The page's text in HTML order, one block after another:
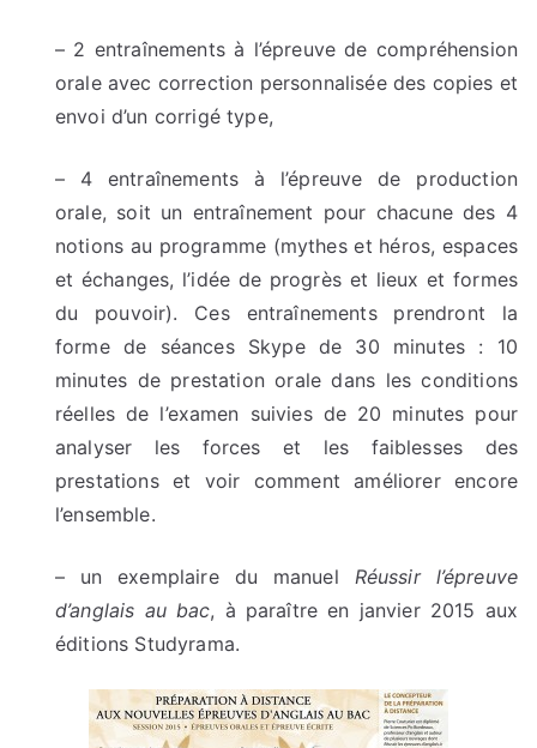
– 2 entraînements à l’épreuve de compréhension
orale avec correction personnalisée des copies et
envoi d’un corrigé type,
– 4 entraînements à l’épreuve de production
orale, soit un entraînement pour chacune des 4
notions au programme (mythes et héros, espaces
et échanges, l’idée de progrès et lieux et formes
du pouvoir). Ces entraînements prendront la
forme de séances Skype de 30 minutes : 10
minutes de prestation orale dans les conditions
réelles de l’examen suivies de 20 minutes pour
analyser les forces et les faiblesses des
prestations et voir comment améliorer encore
l’ensemble.
– un exemplaire du manuel Réussir l’épreuve
d’anglais au bac, à paraître en janvier 2015 aux
éditions Studyrama.